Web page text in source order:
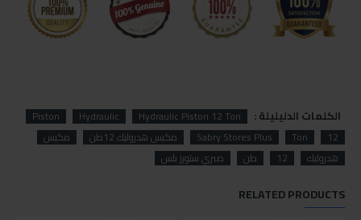
الكلمات الدليليلة : Hydraulic Piston 12 Ton
Hydraulic
Piston
12
Ton
Sabry Stores Plus مكبس هدروليك 12طن
مكبس
هدروليك
12 طن صبري ستورز بلس
RELATED PRODUCTS